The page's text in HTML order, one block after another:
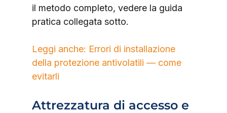
il metodo completo, vedere la guida
pratica collegata sotto.
Leggi anche: Errori di installazione
della protezione antivolatili — come
evitarli
Attrezzatura di accesso e